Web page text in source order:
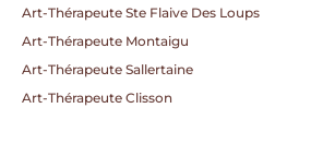
Art-Thérapeute Ste Flaive Des Loups
Art-Thérapeute Montaigu
Art-Thérapeute Sallertaine
Art-Thérapeute Clisson